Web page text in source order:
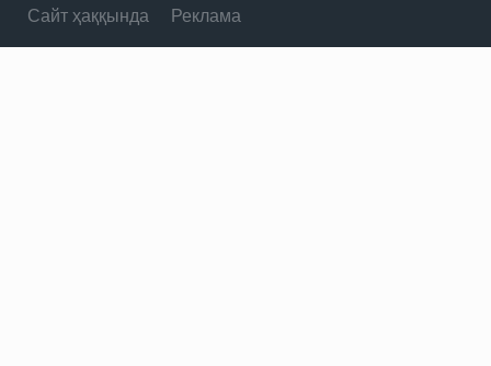
Сайт ҳаққында Реклама